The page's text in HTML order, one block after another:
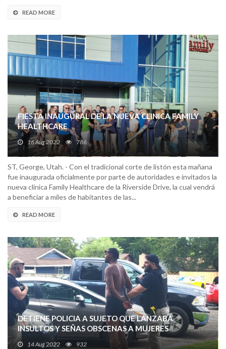
READ MORE
FIESTA INAUGURAL DE LA NUEVA CLINICA FAMILY
HEALTHCARE
16 Aug 2022 786
ST, George, Utah. - Con el tradicional corte de listón esta mañana
fue inaugurada oficialmente por parte de autoridades e invitados la
nueva clínica Family Healthcare de la Riverside Drive, la cual vendrá
a beneficiar a miles de habitantes de las...
READ MORE
DETIENE POLICIA A SUJETO QUE LANZABA
INSULTOS Y SEÑAS OBSCENAS A MUJERES
14 Aug 2022 932